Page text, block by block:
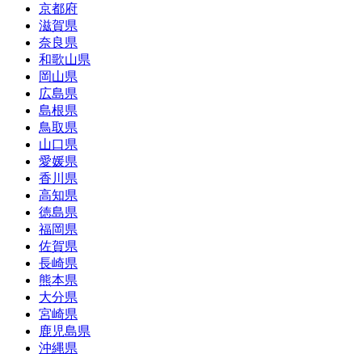
京都府
滋賀県
奈良県
和歌山県
岡山県
広島県
島根県
鳥取県
山口県
愛媛県
香川県
高知県
徳島県
福岡県
佐賀県
長崎県
熊本県
大分県
宮崎県
鹿児島県
沖縄県